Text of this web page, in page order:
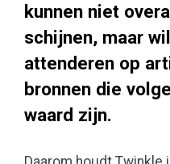
kunnen niet
schijnen, maar
attenderen op
bronnen die
waard zijn.